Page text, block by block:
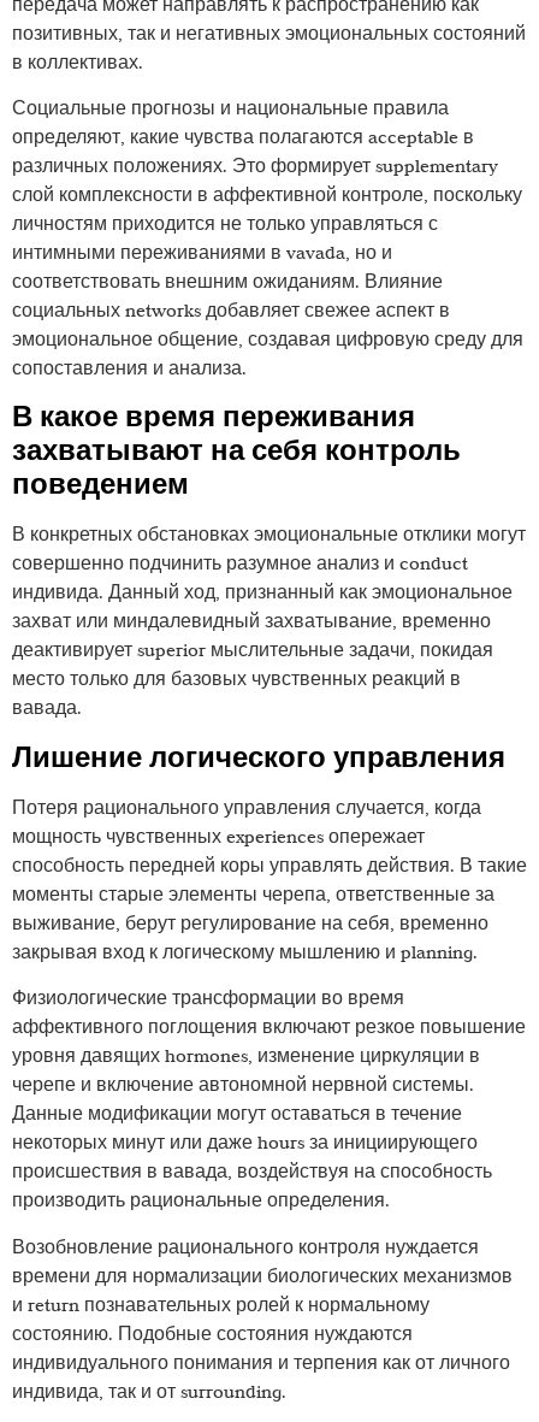
передача может направлять к распространению как
позитивных, так и негативных эмоциональных состояний
в коллективах.
Социальные прогнозы и национальные правила
определяют, какие чувства полагаются acceptable в
различных положениях. Это формирует supplementary
слой комплексности в аффективной контроле, поскольку
личностям приходится не только управляться с
интимными переживаниями в vavada, но и
соответствовать внешним ожиданиям. Влияние
социальных networks добавляет свежее аспект в
эмоциональное общение, создавая цифровую среду для
сопоставления и анализа.
В какое время переживания
захватывают на себя контроль
поведением
В конкретных обстановках эмоциональные отклики могут
совершенно подчинить разумное анализ и conduct
индивида. Данный ход, признанный как эмоциональное
захват или миндалевидный захватывание, временно
деактивирует superior мыслительные задачи, покидая
место только для базовых чувственных реакций в
вавада.
Лишение логического управления
Потеря рационального управления случается, когда
мощность чувственных experiences опережает
способность передней коры управлять действия. В такие
моменты старые элементы черепа, ответственные за
выживание, берут регулирование на себя, временно
закрывая вход к логическому мышлению и planning.
Физиологические трансформации во время
аффективного поглощения включают резкое повышение
уровня давящих hormones, изменение циркуляции в
черепе и включение автономной нервной системы.
Данные модификации могут оставаться в течение
некоторых минут или даже hours за инициирующего
происшествия в вавада, воздействуя на способность
производить рациональные определения.
Возобновление рационального контроля нуждается
времени для нормализации биологических механизмов
и return познавательных ролей к нормальному
состоянию. Подобные состояния нуждаются
индивидуального понимания и терпения как от личного
индивида, так и от surrounding.